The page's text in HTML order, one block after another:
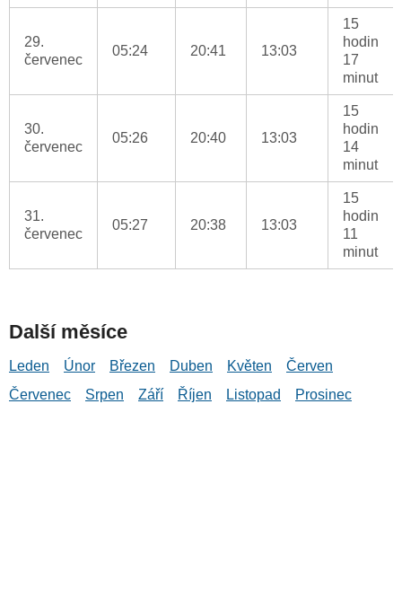
29.
červenec
05:24 20:41 13:03
15
hodin
17
minut
30.
červenec
05:26 20:40 13:03
15
hodin
14
minut
31.
červenec
05:27 20:38 13:03
15
hodin
11
minut
Další měsíce
Leden Únor Březen Duben Květen
Červen
Červenec
Srpen Září Říjen Listopad Prosinec